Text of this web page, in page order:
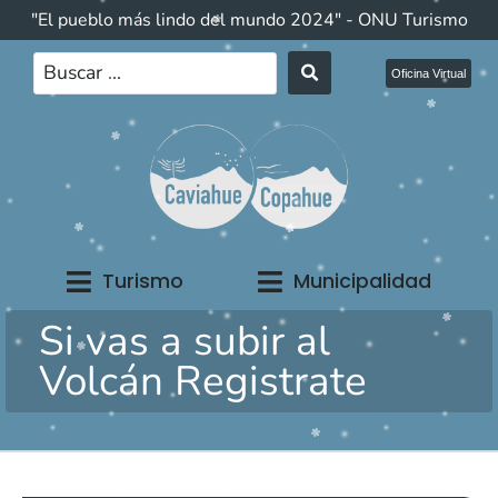
"El pueblo más lindo del mundo 2024" - ONU Turismo
Oficina Virtual
Turismo Municipalidad
Si vas a subir al
Volcán Registrate